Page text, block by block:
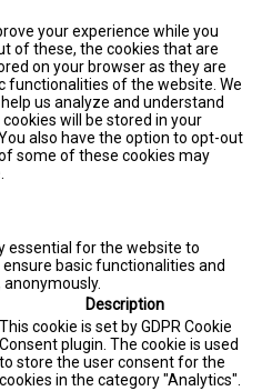
your experience while you
of these, the cookies that are
on your browser as they are
functionalities of the website. We
us analyze and understand
will be stored in your
also have the option to opt-out
some of these cookies may
essential for the website to
basic functionalities and
Description
This cookie is set by GDPR Cookie
Consent plugin. The cookie is used
to store the user consent for the
cookies in the category "Analytics".